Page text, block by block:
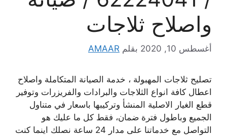
واصلاح ثلاجات
أغسطس 10, 2020 بقلم AMAAR
تصليح ثلاجات المهبولة ، خدمة الصيانة المتكاملة واصلاح
اعطال كافة انواع الثلاجات والبرادات والفريزرات وتوفير
قطع الغيار الاصلية المنشأ وتركيبها باسعار في متناول
الجميع وباطول فترة ضمان، فقط كل ما عليك هو
التواصل مع خدماتنا على مدار 24 ساعة نصلك اينما كنت